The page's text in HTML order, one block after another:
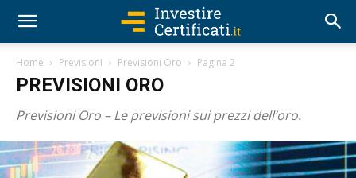
Home Previsioni Previsioni Oro Pagina 2
PREVISIONI ORO
Previsioni Oro – Le previsioni sui prezzi dell’oro.